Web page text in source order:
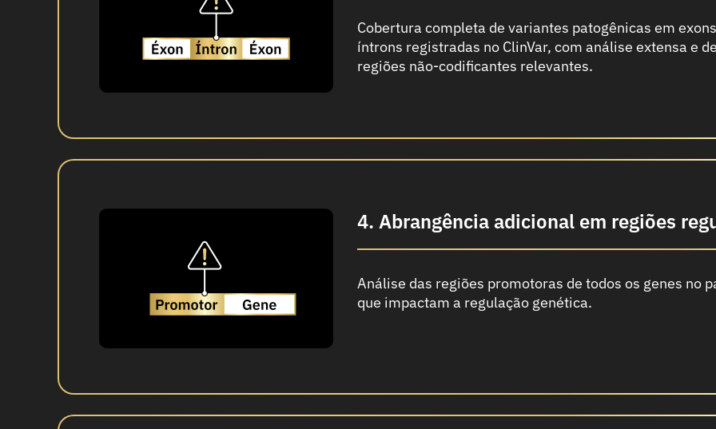
Cobertura completa de variantes patogênicas em
íntrons registradas no ClinVar, com análise extensa e
regiões não-codificantes relevantes.
4. Abrangência adicional em regiões
Análise das regiões promotoras de todos os genes no
que impactam a regulação genética.